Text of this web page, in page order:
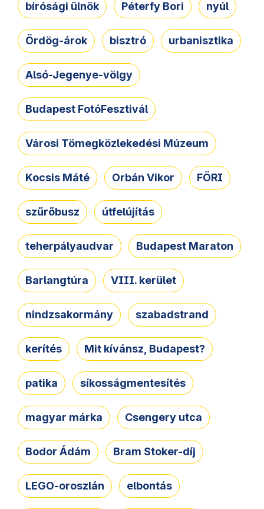
bírósági ülnök Péterfy Bori nyúl
Ördög-árok bisztró urbanisztika
Alsó-Jegenye-völgy
Budapest FotóFesztivál
Városi Tömegközlekedési Múzeum
Kocsis Máté Orbán Vikor FÖRI
szűrőbusz útfelújítás
teherpályaudvar Budapest Maraton
Barlangtúra VIII. kerület
nindzsakormány szabadstrand
kerítés Mit kívánsz, Budapest?
patika síkosságmentesítés
magyar márka Csengery utca
Bodor Ádám Bram Stoker-díj
LEGO-oroszlán elbontás